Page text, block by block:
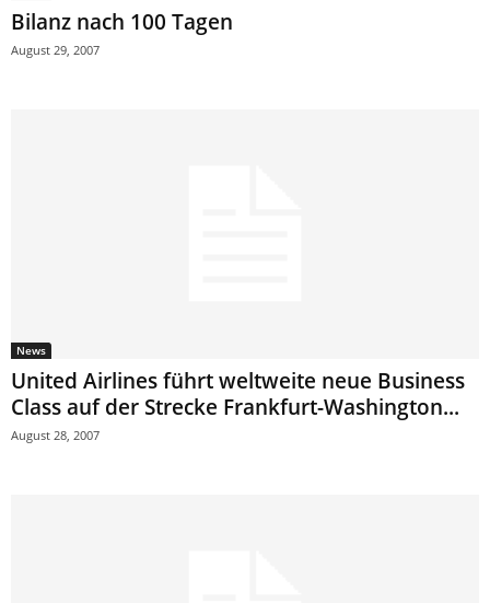
Bilanz nach 100 Tagen
August 29, 2007
News
United Airlines führt weltweite neue Business
Class auf der Strecke Frankfurt-Washington...
August 28, 2007